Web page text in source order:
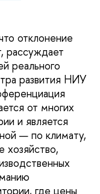
отклонение
рассуждает
реального
развития НИУ
от многих
и является
— по климату,
хозяйство,
где цены